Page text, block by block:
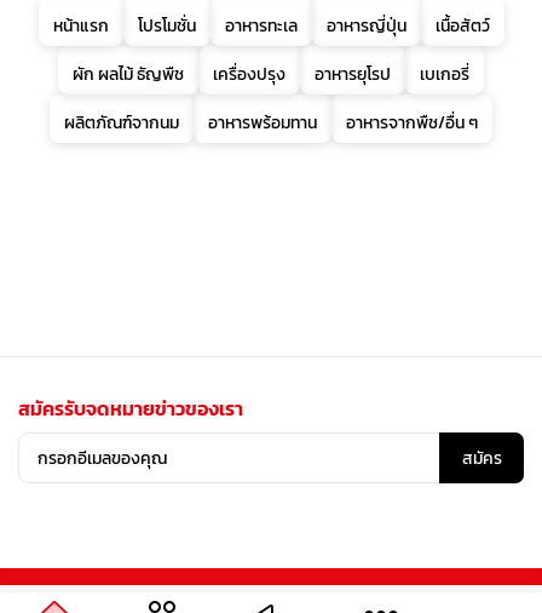
หน้าแรก โปรโมชั่น อาหารทะเล อาหารญี่ปุ่น
เนื้อสัตว์
ผัก ผลไม้ ธัญพืช
เครื่องปรุง อาหารยุโรป
เบเกอรี่
ผลิตภัณฑ์จากนม
อาหารพร้อมทาน อาหารจากพืช/อื่น ๆ
สมัครรับจดหมายข่าวของเรา
สมัคร